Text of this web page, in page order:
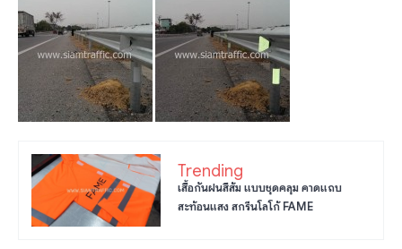
Trending
เสื้อกันฝนสีส้ม แบบชุดคลุม คาดแถบ
สะท้อนแสง สกรีนโลโก้ FAME